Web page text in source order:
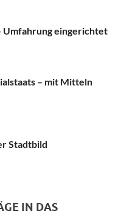
Umfahrung eingerichtet
– mit Mitteln
Stadtbild
IN DAS